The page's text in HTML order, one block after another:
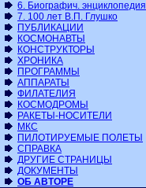
6. Биографич. энциклопедия
7. 100 лет В.П. Глушко
ПУБЛИКАЦИИ
КОСМОНАВТЫ
КОНСТРУКТОРЫ
ХРОНИКА
ПРОГРАММЫ
АППАРАТЫ
ФИЛАТЕЛИЯ
КОСМОДРОМЫ
РАКЕТЫ-НОСИТЕЛИ
МКС
ПИЛОТИРУЕМЫЕ ПОЛЕТЫ
СПРАВКА
ДРУГИЕ СТРАНИЦЫ
ДОКУМЕНТЫ
ОБ АВТОРЕ